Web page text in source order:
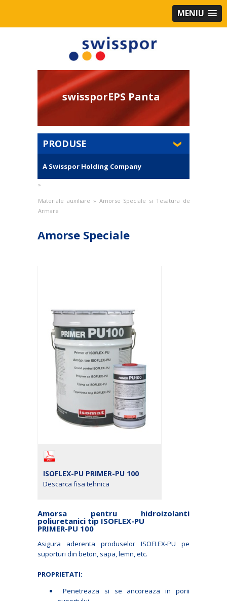
MENIU
swissporEPS Panta
PRODUSE
A Swisspor Holding Company
»
Materiale auxiliare » Amorse Speciale si Tesatura de
Armare
Amorse Speciale
ISOFLEX-PU PRIMER-PU 100
Descarca fisa tehnica
Amorsa pentru hidroizolanti
poliuretanici tip ISOFLEX-PU
PRIMER-PU 100
Asigura aderenta produselor ISOFLEX-PU pe
suporturi din beton, sapa, lemn, etc.
PROPRIETATI:
Penetreaza si se ancoreaza in porii